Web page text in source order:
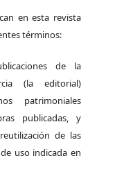
en esta revista
términos:
de la
(la editorial)
patrimoniales
publicadas, y
de las
uso indicada en